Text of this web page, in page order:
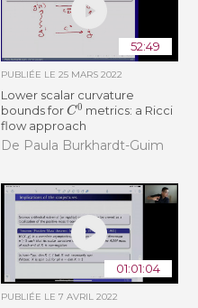
52:49
PUBLIÉE LE 25 MARS 2022
Lower scalar curvature
bounds forC0metrics: a Ricci
flow approach
De Paula Burkhardt-Guim
01:01:04
PUBLIÉE LE 7 AVRIL 2022